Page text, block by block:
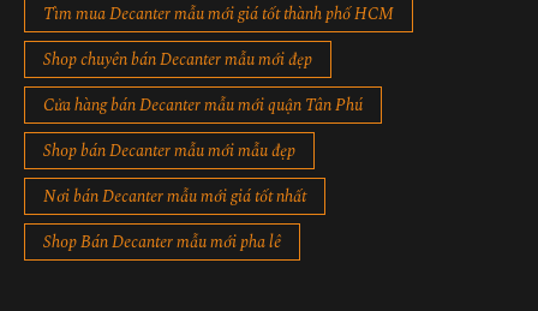
Tìm mua Decanter mẫu mới giá tốt thành phố HCM
Shop chuyên bán Decanter mẫu mới đẹp
Cửa hàng bán Decanter mẫu mới quận Tân Phú
Shop bán Decanter mẫu mới mẫu đẹp
Nơi bán Decanter mẫu mới giá tốt nhất
Shop Bán Decanter mẫu mới pha lê